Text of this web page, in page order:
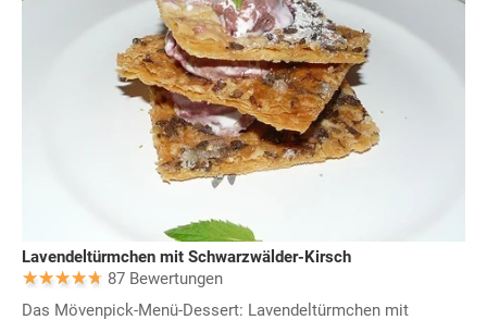
Lavendeltürmchen mit Schwarzwälder-Kirsch
87 Bewertungen
Das Mövenpick-Menü-Dessert: Lavendeltürmchen mit